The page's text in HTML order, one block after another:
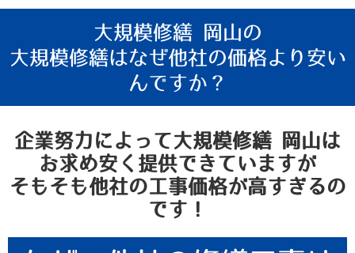
大規模修繕 岡山の
大規模修繕はなぜ他社の価格より安い
んですか？
企業努力によって大規模修繕 岡山は
お求め安く提供できていますが
そもそも他社の工事価格が高すぎるの
です！